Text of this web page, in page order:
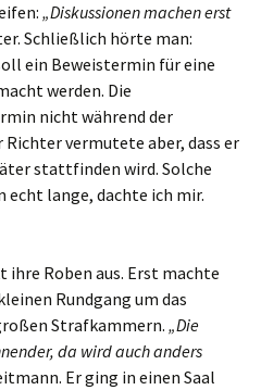
„Diskussionen machen erst
Schließlich hörte man:
ein Beweistermin für eine
werden. Die
nicht während der
vermutete aber, dass er
stattfinden wird. Solche
lange, dachte ich mir.
ihre Roben aus. Erst machte
Rundgang um das
Strafkammern.„Die
da wird auch anders
Er ging in einen Saal